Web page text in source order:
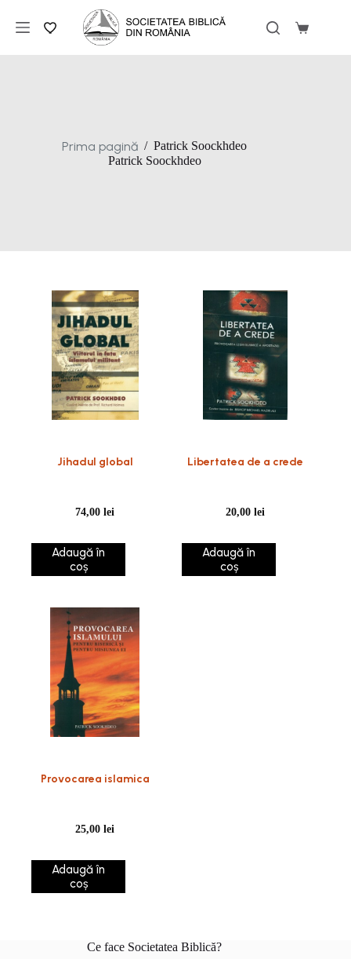
conținut
Coș
Prima pagină / Patrick Soockhdeo
Patrick Soockhdeo
Jihadul global
74,00lei
Adaugă în
coș
Libertatea de a crede
20,00lei
Adaugă în
coș
Provocarea islamica
25,00lei
Adaugă în
coș
Ce face Societatea Biblică?